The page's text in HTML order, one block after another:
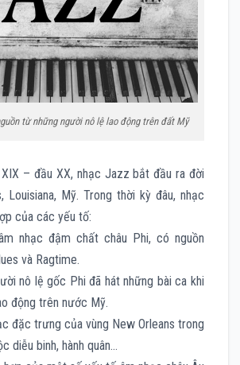
từ những người nô lệ lao động trên đất Mỹ
– đầu XX, nhạc Jazz bắt đầu ra đời
Louisiana, Mỹ. Trong thời kỳ đâu, nhạc
của các yếu tố:
nhạc đậm chất châu Phi, có nguồn
và Ragtime.
nô lệ gốc Phi đã hát những bài ca khi
động trên nước Mỹ.
đặc trưng của vùng New Orleans trong
diễu binh, hành quân…